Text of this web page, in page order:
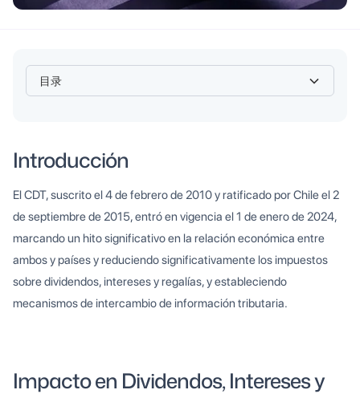
目录
Introducción
El CDT, suscrito el 4 de febrero de 2010 y ratificado por Chile el 2
de septiembre de 2015, entró en vigencia el 1 de enero de 2024,
marcando un hito significativo en la relación económica entre
ambos y países y reduciendo significativamente los impuestos
sobre dividendos, intereses y regalías, y estableciendo
mecanismos de intercambio de información tributaria.
Impacto en Dividendos, Intereses y